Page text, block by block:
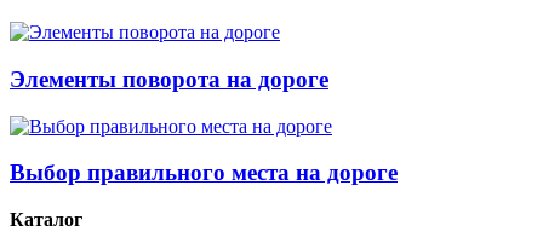
Элементы поворота на дороге
Выбор правильного места на дороге
Каталог